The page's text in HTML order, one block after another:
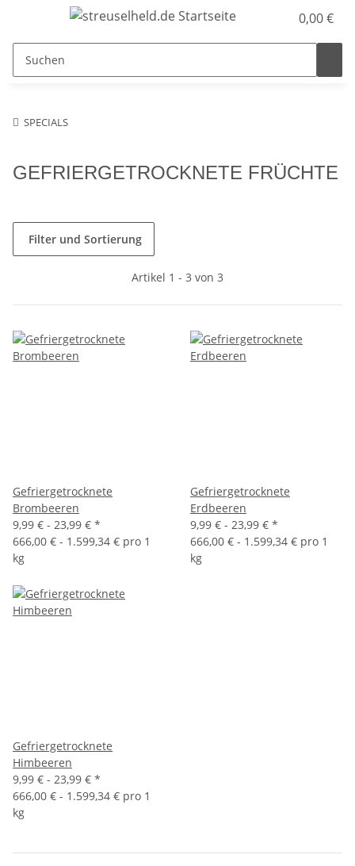
0,00 €
SPECIALS
GEFRIERGETROCKNETE FRÜCHTE
Filter und Sortierung
Artikel 1 - 3 von 3
Gefriergetrocknete
Brombeeren
9,99 € - 23,99 € *
666,00 € - 1.599,34 € pro 1
kg
Gefriergetrocknete
Erdbeeren
9,99 € - 23,99 € *
666,00 € - 1.599,34 € pro 1
kg
Gefriergetrocknete
Himbeeren
9,99 € - 23,99 € *
666,00 € - 1.599,34 € pro 1
kg